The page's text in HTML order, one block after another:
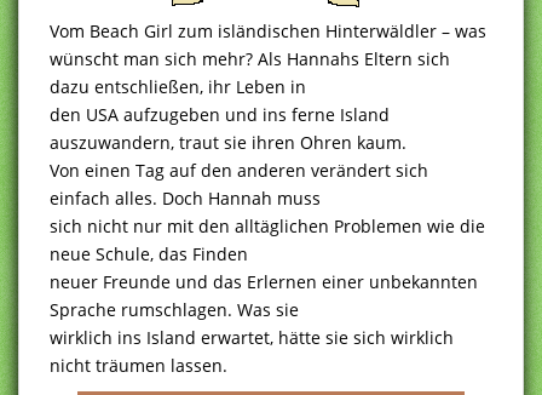
Vom Beach Girl zum isländischen Hinterwäldler – was
wünscht man sich mehr? Als Hannahs Eltern sich
dazu entschließen, ihr Leben in
den USA aufzugeben und ins ferne Island
auszuwandern, traut sie ihren Ohren kaum.
Von einen Tag auf den anderen verändert sich
einfach alles. Doch Hannah muss
sich nicht nur mit den alltäglichen Problemen wie die
neue Schule, das Finden
neuer Freunde und das Erlernen einer unbekannten
Sprache rumschlagen. Was sie
wirklich ins Island erwartet, hätte sie sich wirklich
nicht träumen lassen.